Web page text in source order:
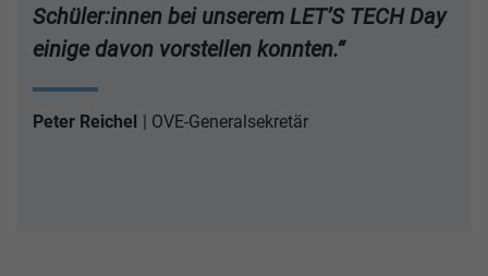
Schüler:innen bei unserem LET’S TECH Day
einige davon vorstellen konnten.“
Peter Reichel OVE-Generalsekretär